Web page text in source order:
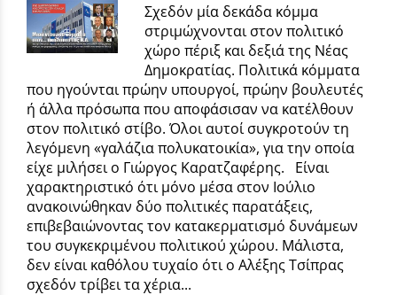
Σχεδόν μία δεκάδα κόμμα
στριμώχνονται στον πολιτικό
χώρο πέριξ και δεξιά της Νέας
Δημοκρατίας. Πολιτικά κόμματα
που ηγούνται πρώην υπουργοί, πρώην βουλευτές
ή άλλα πρόσωπα που αποφάσισαν να κατέλθουν
στον πολιτικό στίβο. Όλοι αυτοί συγκροτούν τη
λεγόμενη «γαλάζια πολυκατοικία», για την οποία
είχε μιλήσει ο Γιώργος Καρατζαφέρης. Είναι
χαρακτηριστικό ότι μόνο μέσα στον Ιούλιο
ανακοινώθηκαν δύο πολιτικές παρατάξεις,
επιβεβαιώνοντας τον κατακερματισμό δυνάμεων
του συγκεκριμένου πολιτικού χώρου. Μάλιστα,
δεν είναι καθόλου τυχαίο ότι ο Αλέξης Τσίπρας
σχεδόν τρίβει τα χέρια...